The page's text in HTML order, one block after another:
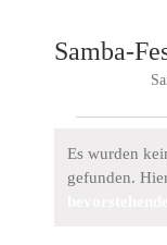
Samba-
Hinweis
Es wurden
gefunden.